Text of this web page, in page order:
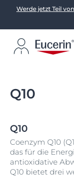
Werde jetzt Teil
Q10
Q10
Coenzym Q10
das für die
antioxidative
Q10 bietet drei